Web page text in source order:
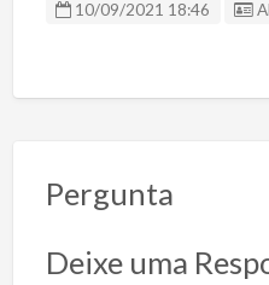
10/09/2021 18:46
Pergunta
Deixe uma